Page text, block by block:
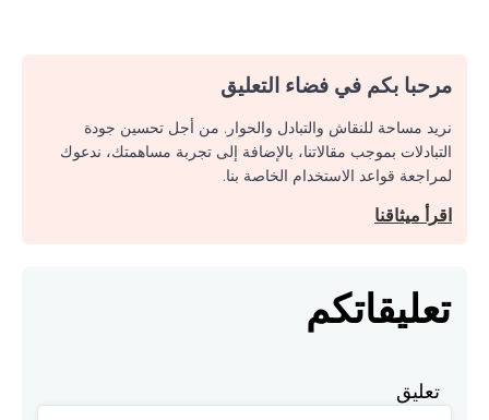
مرحبا بكم في فضاء التعليق
نريد مساحة للنقاش والتبادل والحوار. من أجل تحسين جودة
التبادلات بموجب مقالاتنا، بالإضافة إلى تجربة مساهمتك، ندعوك
لمراجعة قواعد الاستخدام الخاصة بنا.
اقرأ ميثاقنا
تعليقاتكم
تعليق